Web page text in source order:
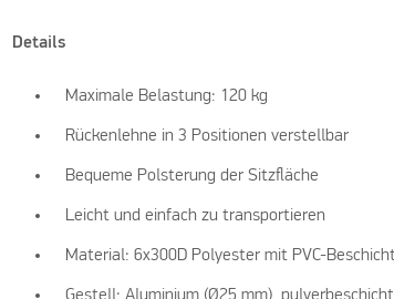
Details
Maximale Belastung: 120 kg
Rückenlehne in 3 Positionen verstellbar
Bequeme Polsterung der Sitzfläche
Leicht und einfach zu transportieren
Material: 6x300D Polyester mit PVC-
Gestell: Aluminium (Ø25 mm),